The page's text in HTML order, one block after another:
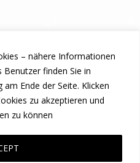
– nähere Informationen
Benutzer finden Sie in
Ende der Seite. Klicken
zu akzeptieren und
zu können